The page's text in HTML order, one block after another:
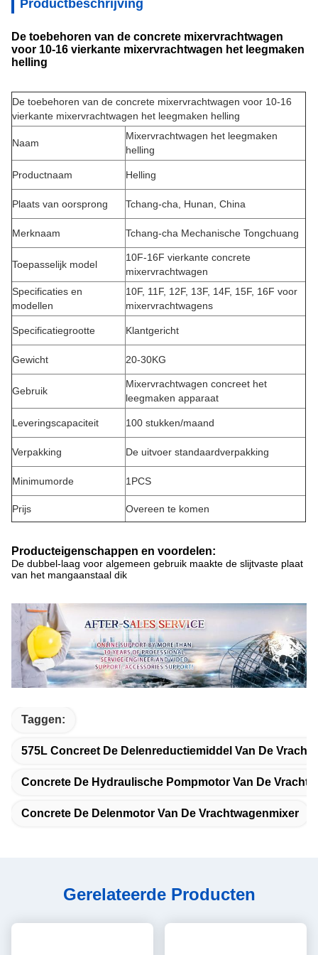
Productbeschrijving
De toebehoren van de concrete mixervrachtwagen
voor 10-16 vierkante mixervrachtwagen het leegmaken
helling
De toebehoren van de concrete mixervrachtwagen voor 10-16
vierkante mixervrachtwagen het leegmaken helling
Naam
Mixervrachtwagen het leegmaken
helling
Productnaam Helling
Plaats van oorsprong Tchang-cha, Hunan, China
Merknaam Tchang-cha Mechanische Tongchuang
Toepasselijk model
10F-16F vierkante concrete
mixervrachtwagen
Specificaties en
modellen
10F, 11F, 12F, 13F, 14F, 15F, 16F voor
mixervrachtwagens
Specificatiegrootte Klantgericht
Gewicht 20-30KG
Gebruik
Mixervrachtwagen concreet het
leegmaken apparaat
Leveringscapaciteit 100 stukken/maand
Verpakking De uitvoer standaardverpakking
Minimumorde 1PCS
Prijs Overeen te komen
Producteigenschappen en voordelen:
De dubbel-laag voor algemeen gebruik maakte de slijtvaste plaat
van het mangaanstaal dik
Taggen:
575L Concreet De Delenreductiemiddel Van De
Concrete De Hydraulische Pompmotor Van De
Concrete De Delenmotor Van De Vrachtwagenmixer
Gerelateerde Producten